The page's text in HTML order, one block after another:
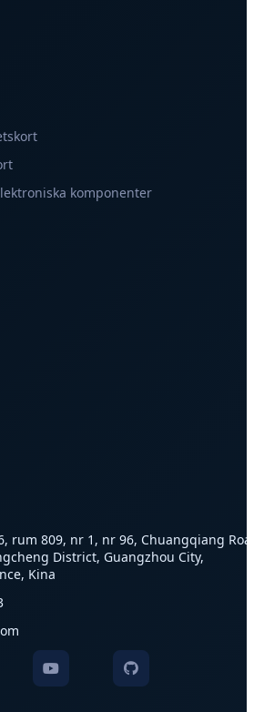
komponenter
rum 809, nr 1, nr 96, Chuangqiang
District, Guangzhou City,
Kina